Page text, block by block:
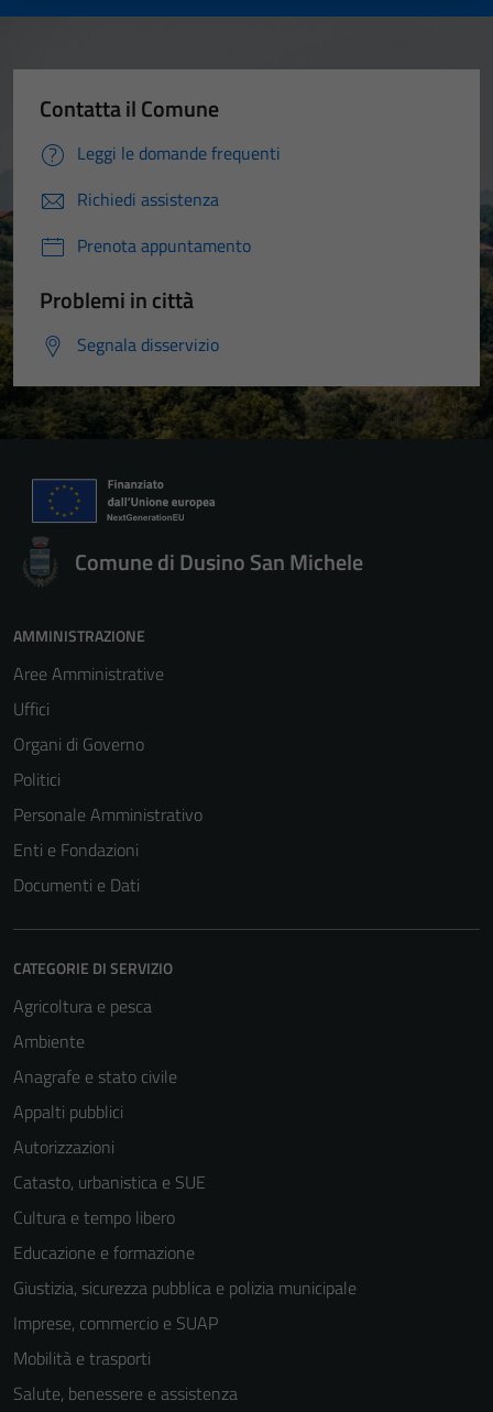
Contatta il Comune
Leggi le domande frequenti
Richiedi assistenza
Prenota appuntamento
Problemi in città
Segnala disservizio
Comune di Dusino San Michele
AMMINISTRAZIONE
Aree Amministrative
Uffici
Organi di Governo
Politici
Personale Amministrativo
Enti e Fondazioni
Documenti e Dati
CATEGORIE DI SERVIZIO
Agricoltura e pesca
Ambiente
Anagrafe e stato civile
Appalti pubblici
Autorizzazioni
Catasto, urbanistica e SUE
Cultura e tempo libero
Educazione e formazione
Giustizia, sicurezza pubblica e polizia municipale
Imprese, commercio e SUAP
Mobilità e trasporti
Salute, benessere e assistenza
Tecnici
Questi cookie
del sito e non
possono